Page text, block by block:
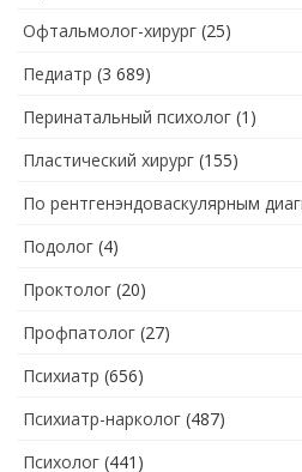
Офтальмолог-хирург (25)
Педиатр (3 689)
Перинатальный психолог (1)
Пластический хирург (155)
По рентгенэндоваскулярным
Подолог (4)
Проктолог (20)
Профпатолог (27)
Психиатр (656)
Психиатр-нарколог (487)
Психолог (441)